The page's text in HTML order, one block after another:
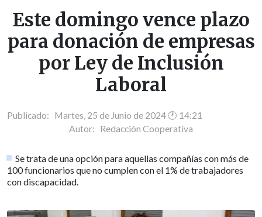
Este domingo vence plazo
para donación de empresas
por Ley de Inclusión
Laboral
Publicado: Martes, 25 de Junio de 2024 🕐 14:21
Autor: Redacción Cooperativa
Se trata de una opción para aquellas compañías con más de
100 funcionarios que no cumplen con el 1% de trabajadores
con discapacidad.